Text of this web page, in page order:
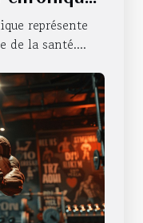
représente
de la santé....